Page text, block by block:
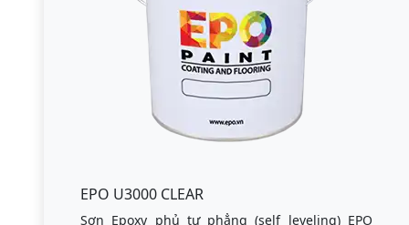
EPO U3000 CLEAR
Sơn Epoxy phủ tự phẳng (self leveling) EPO